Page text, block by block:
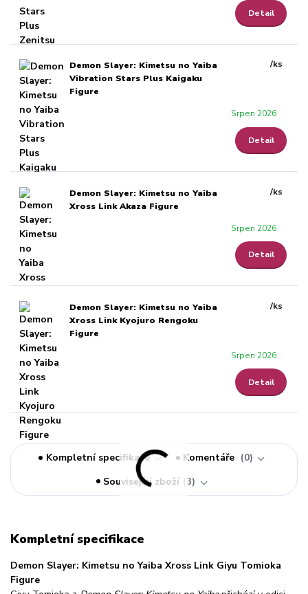
Detail
Demon Slayer: Kimetsu no Yaiba
Vibration Stars Plus Kaigaku
Figure
/ks
Srpen 2026
Detail
Demon Slayer: Kimetsu no Yaiba
Xross Link Akaza Figure
/ks
Srpen 2026
Detail
Demon Slayer: Kimetsu no Yaiba
Xross Link Kyojuro Rengoku
Figure
/ks
Srpen 2026
Detail
Kompletní specifikace Komentáře
0
Související zboží 3
Kompletní specifikace
Demon Slayer: Kimetsu no Yaiba Xross Link Giyu Tomioka
Figure